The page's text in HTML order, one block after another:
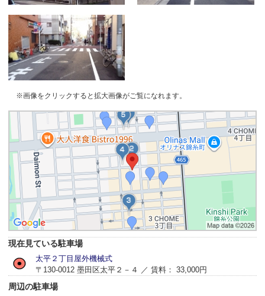
※画像をクリックすると拡大画像がご覧になれます。
現在見ている駐車場
太平２丁目屋外機械式
〒130-0012 墨田区太平２－４ ／ 賃料： 33,000円
周辺の駐車場